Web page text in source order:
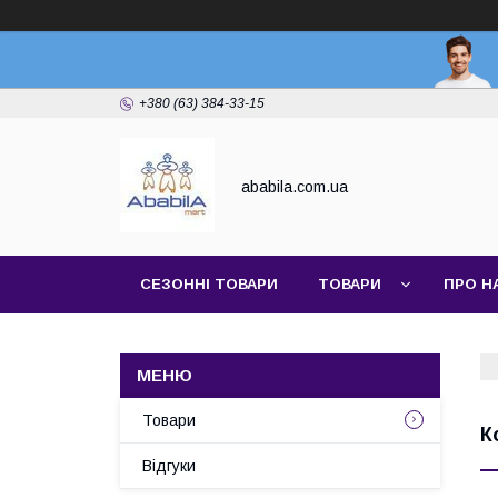
+380 (63) 384-33-15
ababila.com.ua
СЕЗОННІ ТОВАРИ ТОВАРИ ПРО
Товари
Відгуки